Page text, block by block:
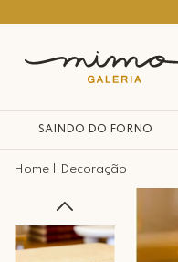
SAINDO DO FORNO
Decoração